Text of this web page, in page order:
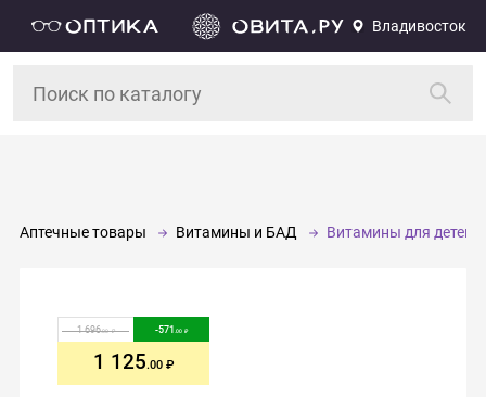
Владивосток
Аптечные товары Витамины и БАД Витамины для детей
1 696.00 -571 .00
1 125.00